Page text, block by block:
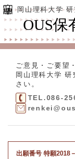
岡山理科大学
ご意見・ご要望
岡山理科大学 研
さい。
TEL.086-
出願番号 特願2018